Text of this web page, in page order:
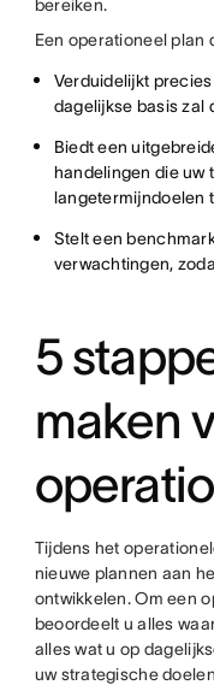
bereiken.
Een operationeel plan
Verduidelijkt
dagelijkse basis zal
Biedt een
handelingen die uw
langetermijndoelen
Stelt een
verwachtingen,
5
maken
Tijdens het
nieuwe plannen aan
ontwikkelen. Om een
beoordeelt u alles
alles wat u op
uw strategische